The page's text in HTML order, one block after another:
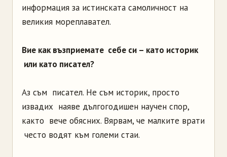
информация за истинската самоличност на
великия мореплавател.
Вие как възприемате себе си – като историк
или като писател?
Аз съм писател. Не съм историк, просто
извадих наяве дългогодишен научен спор,
както вече обясних. Вярвам, че малките врати
често водят към големи стаи.